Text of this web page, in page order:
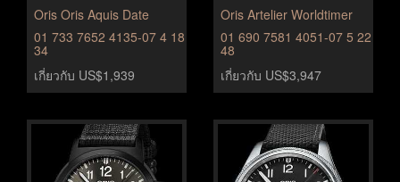
Oris Oris Aquis Date
01 733 7652 4135-07 4 18
34
เกี่ยวกับ US$1,939
Oris Artelier Worldtimer
01 690 7581 4051-07 5 22
48
เกี่ยวกับ US$3,947